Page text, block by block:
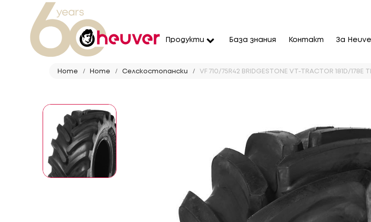
Продукти База знания Контакт За
Home Home Селскостопански VF 710/75R42 BRIDGESTONE VT-TRACTOR 181D/178E